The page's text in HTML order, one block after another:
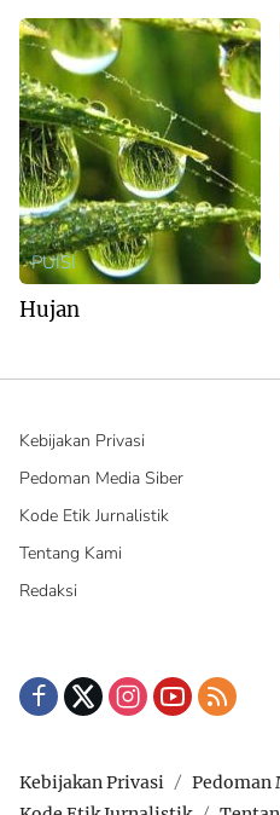
PUISI
Hujan
Kebijakan Privasi
Pedoman Media Siber
Kode Etik Jurnalistik
Tentang Kami
Redaksi
Kebijakan Privasi
Pedoman